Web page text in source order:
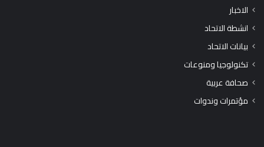
الاخبار
انشطة الاتحاد
بيانات الاتحاد
تكنولوجيا ومنوعات
صحافة عربية
مؤتمرات وندوات